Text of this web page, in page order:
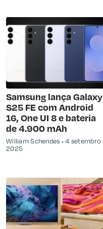
Samsung lança Galaxy
S25 FE com Android
16, One UI 8 e bateria
de 4.900 mAh
William Schendes
4 setembro
2025